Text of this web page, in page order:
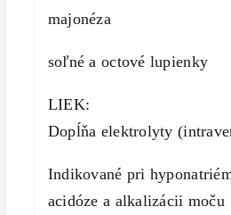
majonéza
soľné a octové lupienky
LIEK:
Dopĺňa elektrolyty
Indikované pri
acidóze a alkalizácii moču